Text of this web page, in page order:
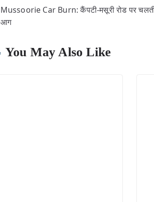
Mussoorie Car Burn: कैंपटी-मसूरी रोड पर
आग
You May Also Like